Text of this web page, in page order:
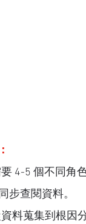
要 4-5 個不同角
步查閱資料。
資料蒐集到根因